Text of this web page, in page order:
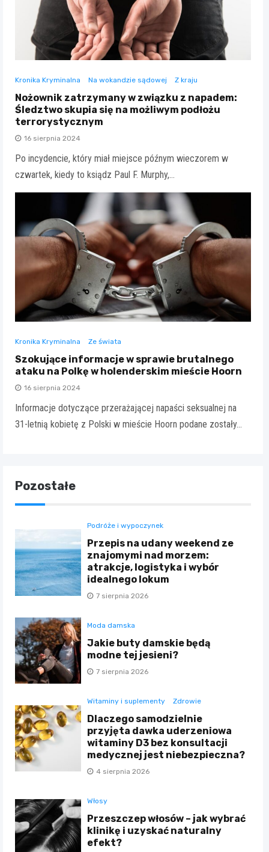
Kronika Kryminalna Na wokandzie sądowej Z kraju
Nożownik zatrzymany w związku z napadem:
Śledztwo skupia się na możliwym podłożu
terrorystycznym
16 sierpnia 2024
Po incydencie, który miał miejsce późnym wieczorem w
czwartek, kiedy to ksiądz Paul F. Murphy,…
Kronika Kryminalna Ze świata
Szokujące informacje w sprawie brutalnego
ataku na Polkę w holenderskim mieście Hoorn
16 sierpnia 2024
Informacje dotyczące przerażającej napaści seksualnej na
31-letnią kobietę z Polski w mieście Hoorn podane zostały…
Pozostałe
Podróże i wypoczynek
Przepis na udany weekend ze
znajomymi nad morzem:
atrakcje, logistyka i wybór
idealnego lokum
7 sierpnia 2026
Moda damska
Jakie buty damskie będą
modne tej jesieni?
7 sierpnia 2026
Witaminy i suplementy Zdrowie
Dlaczego samodzielnie
przyjęta dawka uderzeniowa
witaminy D3 bez konsultacji
medycznej jest niebezpieczna?
4 sierpnia 2026
Włosy
Przeszczep włosów – jak wybrać
klinikę i uzyskać naturalny
efekt?